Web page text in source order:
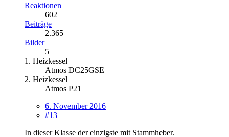
Reaktionen
602
Beiträge
2.365
Bilder
5
1. Heizkessel
Atmos DC25GSE
2. Heizkessel
Atmos P21
6. November 2016
#13
In dieser Klasse der einzigste mit Stammheber.